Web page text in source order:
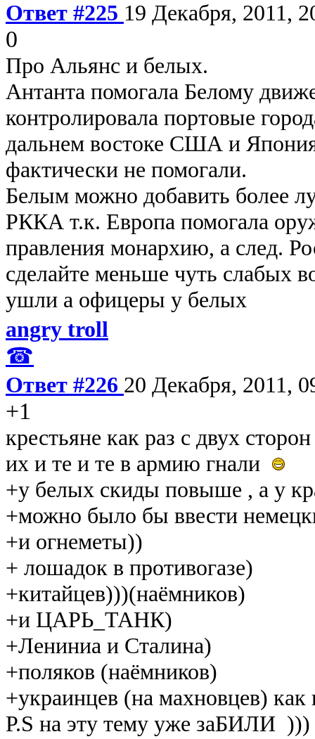
Ответ #225 19 Декабря, 2011,
0
Про Альянс и белых.
Антанта помогала Белому
контролировала портовые
дальнем востоке США и
фактически не помогали.
Белым можно добавить более
РККА т.к. Европа помогала
правления монархию, а след.
сделайте меньше чуть слабых
ушли а офицеры у белых
angry troll
☎
Ответ #226 20 Декабря, 2011,
+1
крестьяне как раз с двух
их и те и те в армию гнали
+у белых скиды повыше , а у
+можно было бы ввести
+и огнеметы))
+ лошадок в противогазе)
+китайцев)))(наёмников)
+и ЦАРЬ_ТАНК)
+Лениниа и Сталина)
+поляков (наёмников)
+украинцев (на махновцев) как
P.S на эту тему уже заБИЛИ )))